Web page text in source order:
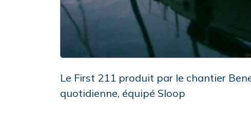
Le First 211 produit par le chantier
quotidienne, équipé Sloop